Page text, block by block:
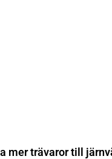
mer trävaror till